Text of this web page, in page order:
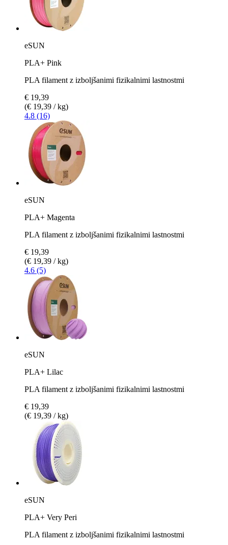
eSUN
PLA+ Pink
PLA filament z izboljšanimi fizikalnimi lastnostmi
€ 19,39
(€ 19,39 / kg)
4.8 (16)
eSUN
PLA+ Magenta
PLA filament z izboljšanimi fizikalnimi lastnostmi
€ 19,39
(€ 19,39 / kg)
4.6 (5)
eSUN
PLA+ Lilac
PLA filament z izboljšanimi fizikalnimi lastnostmi
€ 19,39
(€ 19,39 / kg)
eSUN
PLA+ Very Peri
PLA filament z izboljšanimi fizikalnimi lastnostmi